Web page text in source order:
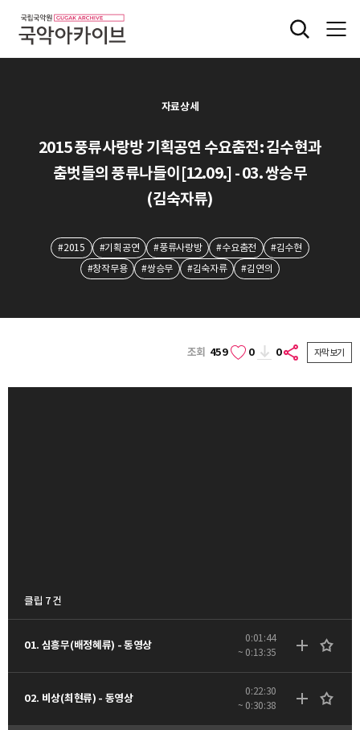
자료상세
2015 풍류사랑방 기획공연 수요춤전: 김수현과
춤벗들의 풍류나들이[12.09.] - 03. 쌍승무
(김숙자류)
#2015 #기획공연 #풍류사랑방 #수요춤전
#김수현
#창작무용
#쌍승무 #김숙자류 #김연의
조회 459 0 0 자막보기
클립 7 건
01. 심흥무(배정혜류) - 동영상
0:01:44
~ 0:13:35
02. 비상(최현류) - 동영상
0:22:30
~ 0:30:38